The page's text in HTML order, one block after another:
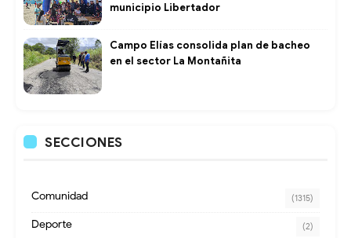
municipio Libertador
Campo Elías consolida plan de bacheo
en el sector La Montañita
SECCIONES
Comunidad (1315)
Deporte (2)